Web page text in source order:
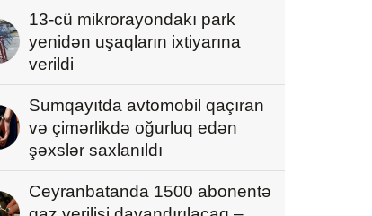
13-cü mikrorayondakı park
yenidən uşaqların ixtiyarına
verildi
Sumqayıtda avtomobil qaçıran
və çimərlikdə oğurluq edən
şəxslər saxlanıldı
Ceyranbatanda 1500 abonentə